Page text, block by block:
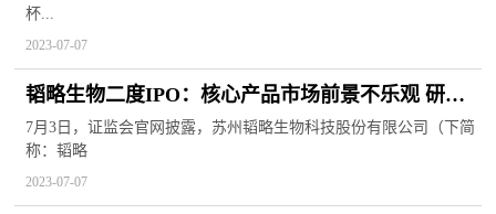
杯...
2023-07-07
韬略生物二度IPO：核心产品市场前景不乐观 研发
投入低于同行
7月3日，证监会官网披露，苏州韬略生物科技股份有限公司（下简
称：韬略
2023-07-07